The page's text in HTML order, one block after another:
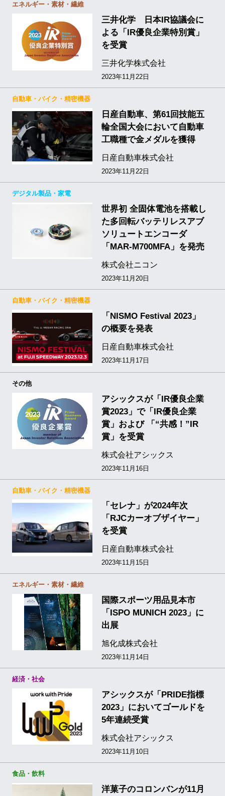
エネルギー・素材・繊維
三井化学 日本IR協議会に
よる「IR優良企業特別賞」
を受賞
三井化学株式会社
2023年11月22日
自動車・バイク・精密機器
日産自動車、第61回技能五
輪全国大会において自動車
工職種で金メダルを獲得
日産自動車株式会社
2023年11月22日
デジタル製品・家電
世界初 全固体電池を搭載し
た多回転バッテリレスアブ
ソリュートエンコーダ
「MAR-M700MFA」を発売
株式会社ニコン
2023年11月20日
自動車・バイク・精密機器
「NISMO Festival 2023」
の概要を発表
日産自動車株式会社
2023年11月17日
その他
アシックスが「IR優良企業
賞2023」で「IR優良企業
賞」および 「“共感！”IR
賞」を受賞
株式会社アシックス
2023年11月16日
自動車・バイク・精密機器
「セレナ」が2024年次
「RJCカーオブザイヤー」
を受賞
日産自動車株式会社
2023年11月15日
エネルギー・素材・繊維
国際スポーツ用品見本市
「ISPO MUNICH 2023」に
出展
旭化成株式会社
2023年11月14日
経済・社会
アシックスが「PRIDE指標
2023」においてゴールドを
5年連続受賞
株式会社アシックス
2023年11月10日
食品・飲料
洋菓子のコロンバンが11月